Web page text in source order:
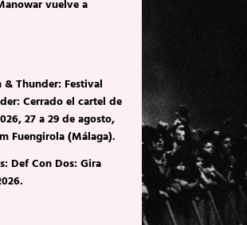
vuelve a
& Thunder: Festival
Cerrado el cartel de
27 a 29 de agosto,
Fuengirola (Málaga).
Def Con Dos: Gira